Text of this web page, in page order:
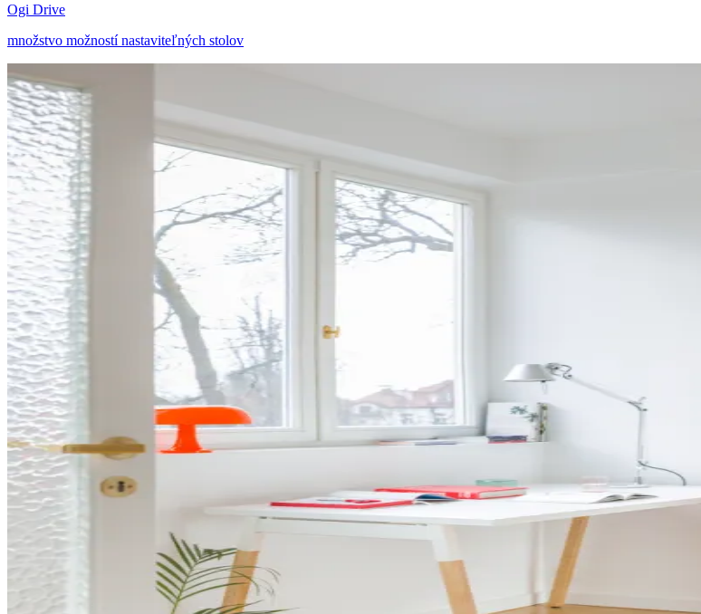
Ogi Drive
množstvo možností nastaviteľných stolov